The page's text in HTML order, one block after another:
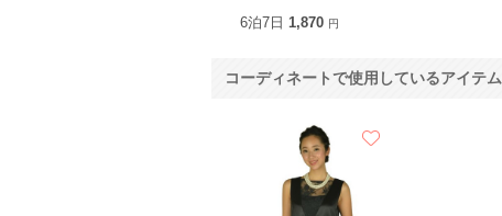
6泊7日 1,870 円
コーディネートで使用しているアイテム